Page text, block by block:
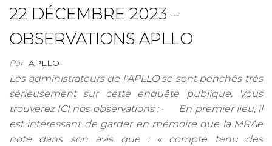
22 DÉCEMBRE 2023 –
OBSERVATIONS APLLO
Par APLLO
Les administrateurs de l’APLLO se sont penchés très
sérieusement sur cette enquête publique. Vous
trouverez ICI nos observations : · En premier lieu, il
est intéressant de garder en mémoire que la MRAe
note dans son avis que : « compte tenu des